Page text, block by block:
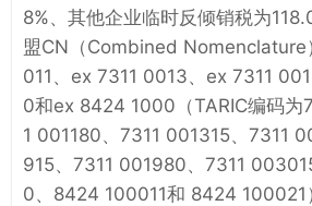
8%、其他企业临时反倾销税为
盟CN（Combined Nomenclature
011、ex 7311 0013、ex 7311
0和ex 8424 1000（TARIC编码为
1 001180、7311 001315、7311
915、7311 001980、7311
0、8424 100011和 8424 100021